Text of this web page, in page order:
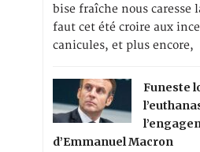
bise fraîche nous caresse
faut cet été croire aux
canicules, et plus encore,
Funeste
d’Emmanuel Macron